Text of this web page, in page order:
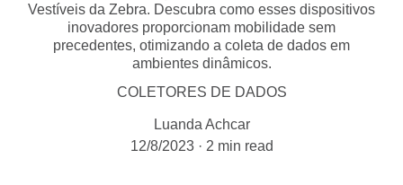
Vestíveis da Zebra. Descubra como esses dispositivos
inovadores proporcionam mobilidade sem
precedentes, otimizando a coleta de dados em
ambientes dinâmicos.
COLETORES DE DADOS
Luanda Achcar
12/8/2023
2 min read